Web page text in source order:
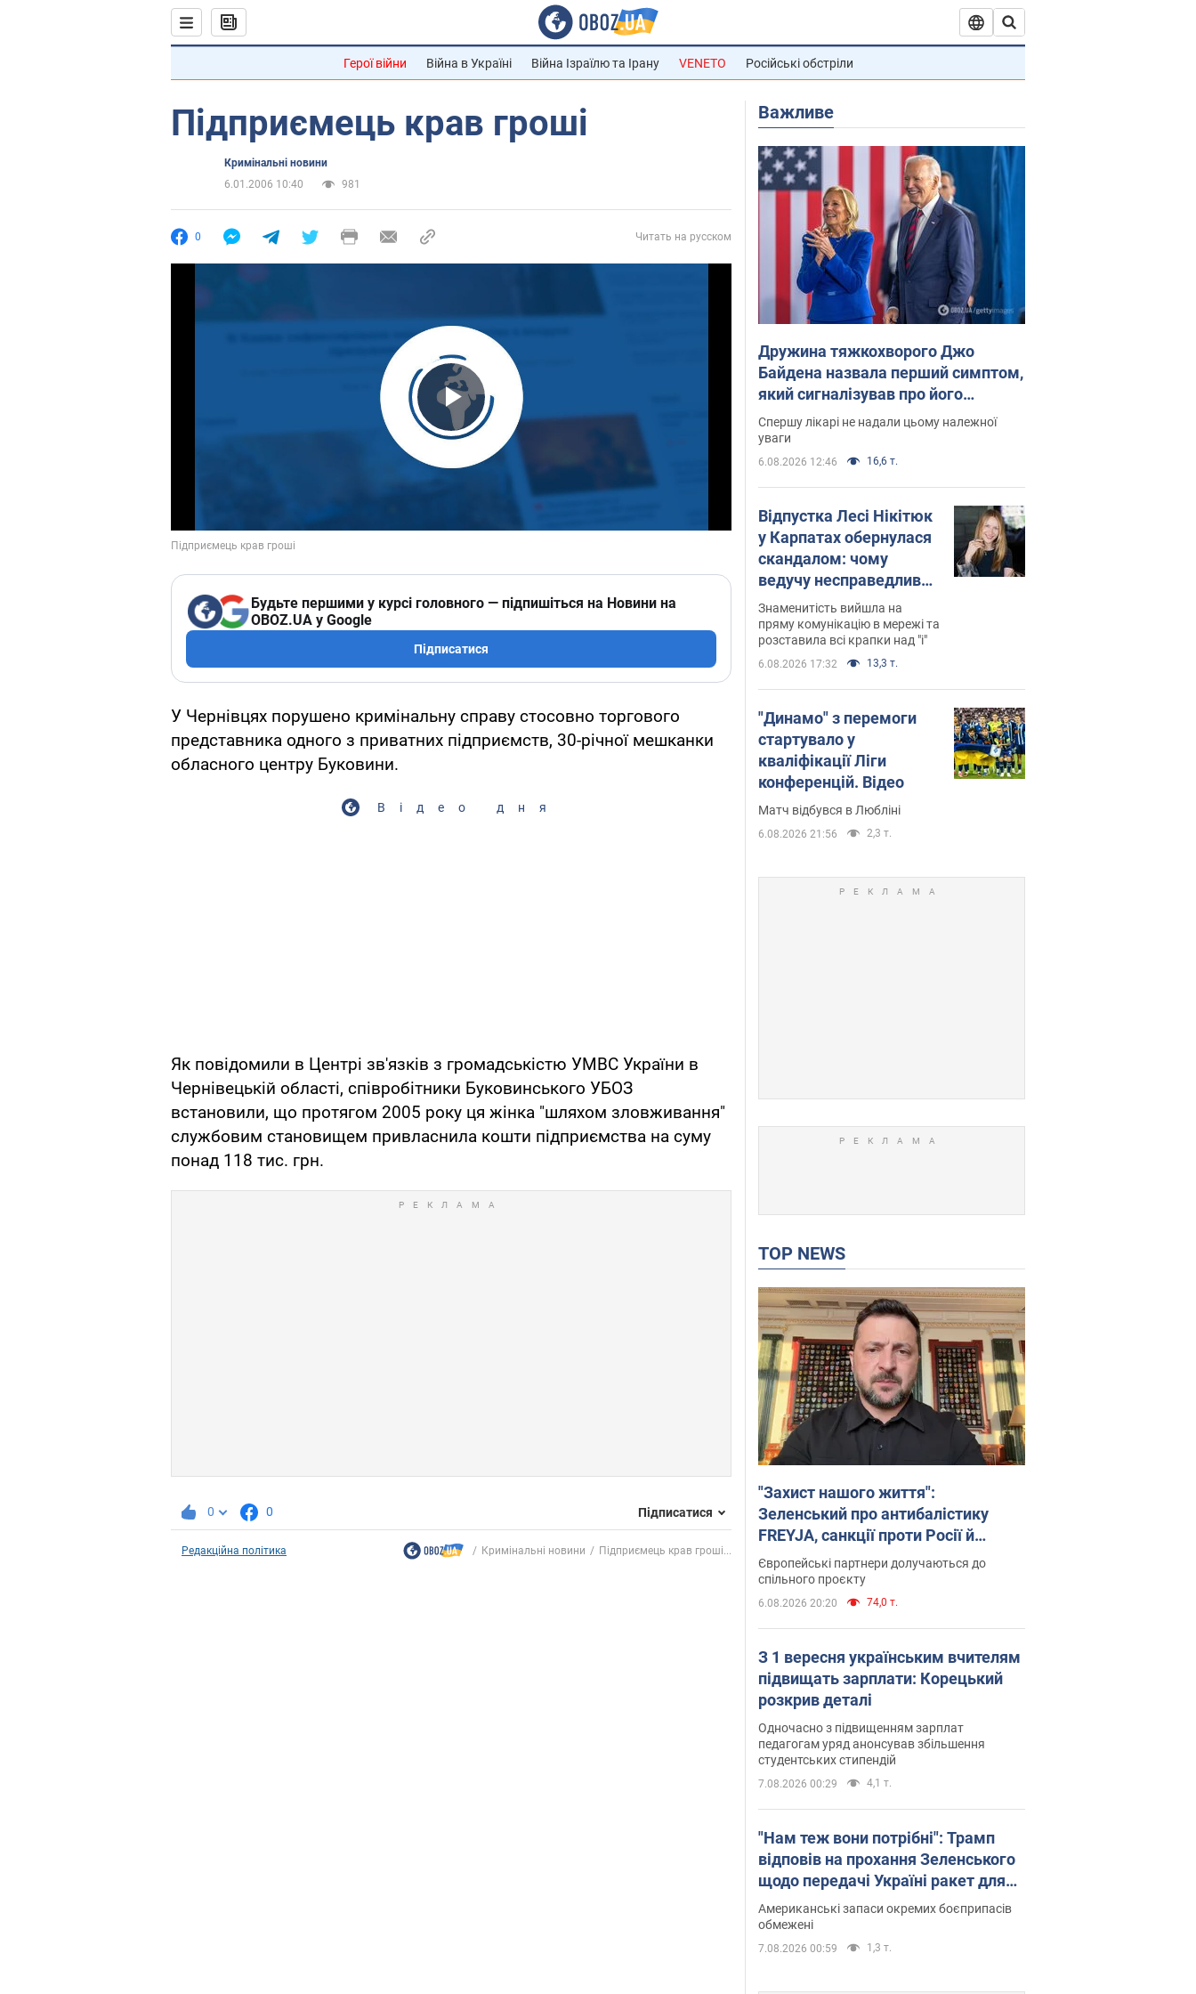
Герої війни Війна в Україні Війна Ізраїлю та Ірану VENETO Російські обстріли
Підприємець крав гроші
Кримінальні новини
6.01.2006 10:40
981
0 Читать на русском
Play Video
Будьте першими у курсі головного — підпишіться на Новини на
OBOZ.UA у Google
Підписатися
У Чернівцях порушено кримінальну справу стосовно торгового
представника одного з приватних підприємств, 30-річної мешканки
обласного центру Буковини.
Відео дня
Як повідомили в Центрі зв'язків з громадськістю УМВС України в
Чернівецькій області, співробітники Буковинського УБОЗ
встановили, що протягом 2005 року ця жінка "шляхом зловживання"
службовим становищем привласнила кошти підприємства на суму
понад 118 тис. грн.
0 0 Підписатися
Редакційна політика Кримінальні новини Підприємець крав гроші...
Важливе
Дружина тяжкохворого Джо
Байдена назвала перший симптом,
який сигналізував про його
"агресивний" рак
Спершу лікарі не надали цьому належної
уваги
6.08.2026 12:46 16,6 т.
Відпустка Лесі Нікітюк
у Карпатах обернулася
скандалом: чому
ведучу несправедливо
захейтили
Знаменитість вийшла на
пряму комунікацію в мережі та
розставила всі крапки над "і"
6.08.2026 17:32 13,3 т.
"Динамо" з перемоги
стартувало у
кваліфікації Ліги
конференцій. Відео
Матч відбувся в Любліні
6.08.2026 21:56 2,3 т.
TOP NEWS
"Захист нашого життя":
Зеленський про антибалістику
FREYJA, санкції проти Росії й
підтримку аграріїв. Відео
Європейські партнери долучаються до
спільного проєкту
6.08.2026 20:20 74,0 т.
З 1 вересня українським вчителям
підвищать зарплати: Корецький
розкрив деталі
Одночасно з підвищенням зарплат
педагогам уряд анонсував збільшення
студентських стипендій
7.08.2026 00:29 4,1 т.
"Нам теж вони потрібні": Трамп
відповів на прохання Зеленського
щодо передачі Україні ракет для
Patriot
Американські запаси окремих боєприпасів
обмежені
7.08.2026 00:59 1,3 т.